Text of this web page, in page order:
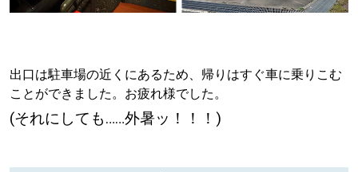
【道東のお気に入りを見つけたい】
出口は駐車場の近くにあるため、帰りはすぐ車に乗りこむ
ことができました。お疲れ様でした。
(それにしても……外暑ッ！！！)